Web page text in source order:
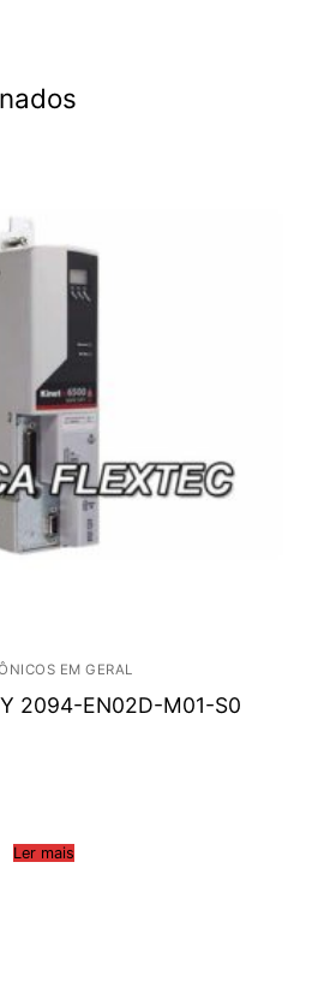
EM GERAL
2094-EN02D-M01-S0
Ler mais